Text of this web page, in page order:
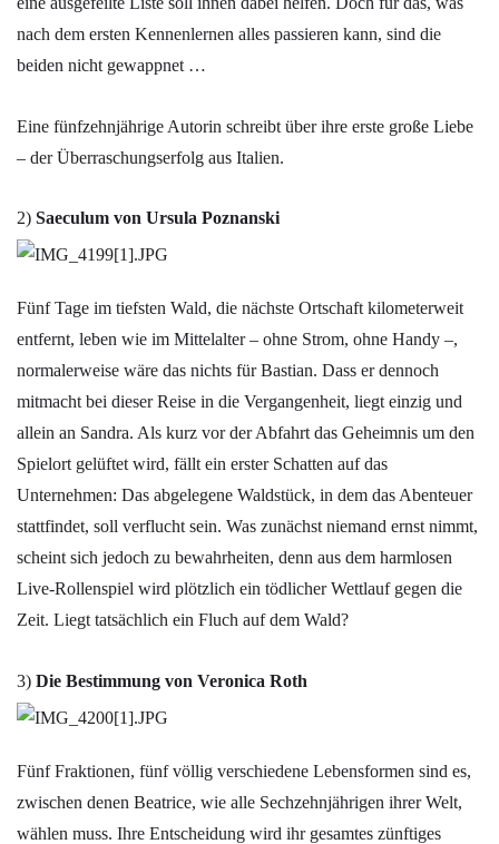
nach dem ersten Kennenlernen alles passieren kann, sind die
beiden nicht gewappnet …
Eine fünfzehnjährige Autorin schreibt über ihre erste große Liebe
– der Überraschungserfolg aus Italien.
2) Saeculum von Ursula Poznanski
Fünf Tage im tiefsten Wald, die nächste Ortschaft kilometerweit
entfernt, leben wie im Mittelalter – ohne Strom, ohne Handy –,
normalerweise wäre das nichts für Bastian. Dass er dennoch
mitmacht bei dieser Reise in die Vergangenheit, liegt einzig und
allein an Sandra. Als kurz vor der Abfahrt das Geheimnis um den
Spielort gelüftet wird, fällt ein erster Schatten auf das
Unternehmen: Das abgelegene Waldstück, in dem das Abenteuer
stattfindet, soll verflucht sein. Was zunächst niemand ernst nimmt,
scheint sich jedoch zu bewahrheiten, denn aus dem harmlosen
Live-Rollenspiel wird plötzlich ein tödlicher Wettlauf gegen die
Zeit. Liegt tatsächlich ein Fluch auf dem Wald?
3) Die Bestimmung von Veronica Roth
Fünf Fraktionen, fünf völlig verschiedene Lebensformen sind es,
zwischen denen Beatrice, wie alle Sechzehnjährigen ihrer Welt,
wählen muss. Ihre Entscheidung wird ihr gesamtes zünftiges